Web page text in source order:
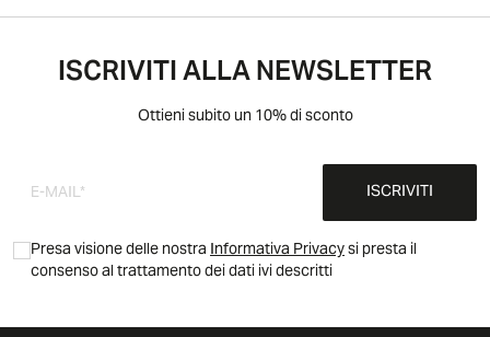
ISCRIVITI ALLA NEWSLETTER
Ottieni subito un 10% di sconto
ISCRIVITI
Presa visione delle nostraInformativa Privacysi presta il
consenso al trattamento dei dati ivi descritti